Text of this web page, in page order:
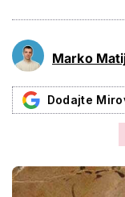
Marko
Dodajte